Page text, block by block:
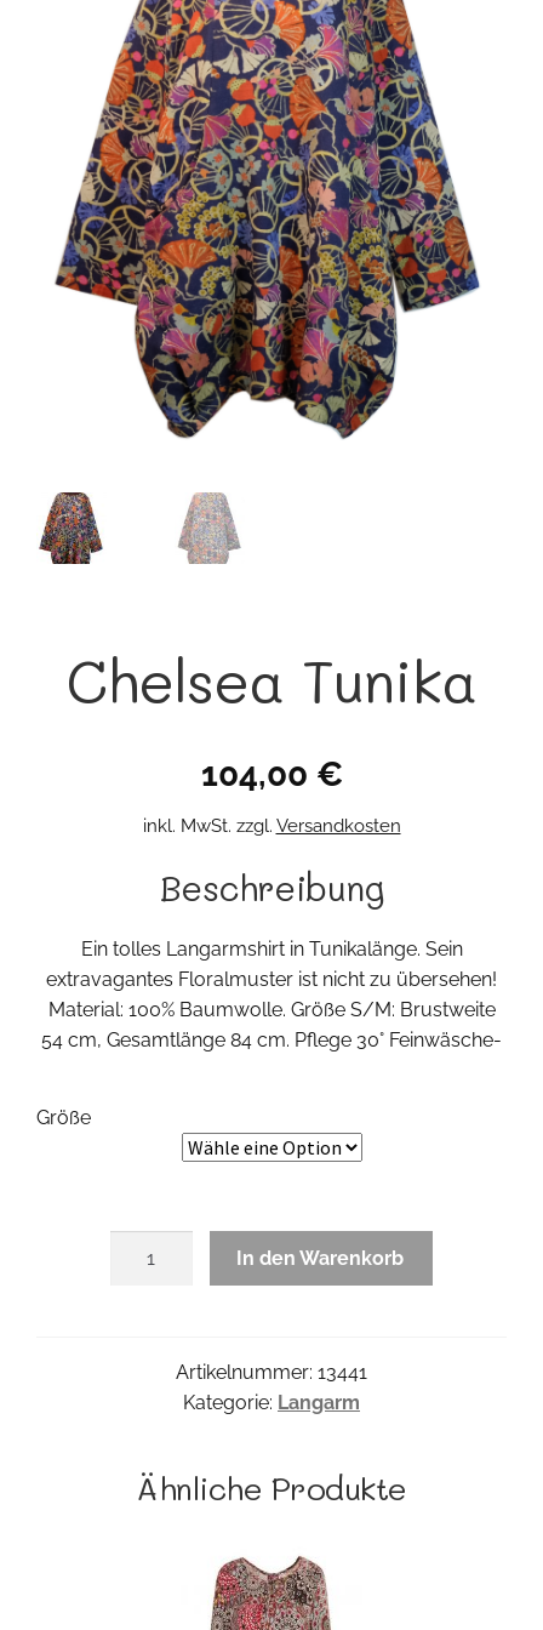
Chelsea Tunika
104,00 €
inkl. MwSt. zzgl. Versandkosten
Beschreibung
Ein tolles Langarmshirt in Tunikalänge. Sein
extravagantes Floralmuster ist nicht zu übersehen!
Material: 100% Baumwolle. Größe S/M: Brustweite
54 cm, Gesamtlänge 84 cm. Pflege 30° Feinwäsche-
Größe
In den Warenkorb
Artikelnummer: 13441
Kategorie: Langarm
Ähnliche Produkte